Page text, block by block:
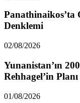
Panathinaikos’ta
Denklemi
02/08/2026
Yunanistan’ın
Rehhagel’in Planı
01/08/2026